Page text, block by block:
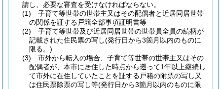
請し、必要な審査を受けなければならない。
(1)
子育て等世帯の世帯主又はその配偶者と近居同居世帯
の関係を証する戸籍全部事項証明書等
(2)
子育て等世帯及び近居同居世帯の世帯員全員の続柄が
記載された住民票の写し(発行日から3箇月以内のものに
限る。)
(3)
市外から転入の場合、子育て等世帯の世帯主又はその
配偶者が、本市に居住した時点から遡って1年以上継続し
て市外に在住していたことを証する戸籍の附票の写し又
は住民票除票の写し等(発行日から3箇月以内のものに限